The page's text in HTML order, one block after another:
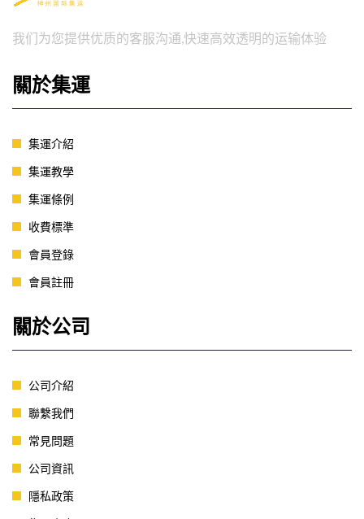
我们为您提供优质的客服沟通,快速高效透明的运输体验
關於集運
集運介紹
集運教學
集運條例
收費標準
會員登錄
會員註冊
關於公司
公司介紹
聯繫我們
常見問題
公司資訊
隱私政策